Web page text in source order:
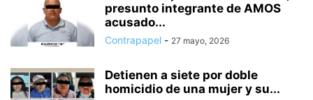
SIN CATEGORÍA SOYANIQUILPAN TECÁMAC TECNOLOGÍA
TEJUPILCO TEMAMATLA TEMASCALAPA
TEMASCALTEPEC TEMOAYA TENANCINGO TENANGO DEL AIRE
presunto integrante de AMOS
acusado...
Contrapapel - 27 mayo, 2026
Detienen a siete por doble
homicidio de una mujer y su...